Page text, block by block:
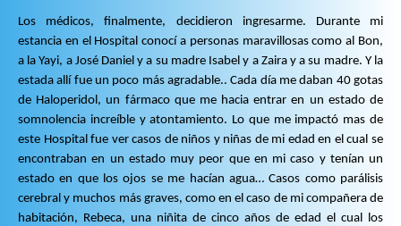
Los médicos, finalmente, decidieron ingresarme. Durante mi
estancia en el Hospital conocí a personas maravillosas como al Bon,
a la Yayi, a José Daniel y a su madre Isabel y a Zaira y a su madre. Y la
estada allí fue un poco más agradable.. Cada día me daban 40 gotas
de Haloperidol, un fármaco que me hacia entrar en un estado de
somnolencia increíble y atontamiento. Lo que me impactó mas de
este Hospital fue ver casos de niños y niñas de mi edad en el cual se
encontraban en un estado muy peor que en mi caso y tenían un
estado en que los ojos se me hacían agua… Casos como parálisis
cerebral y muchos más graves, como en el caso de mi compañera de
habitación, Rebeca, una niñita de cinco años de edad el cual los